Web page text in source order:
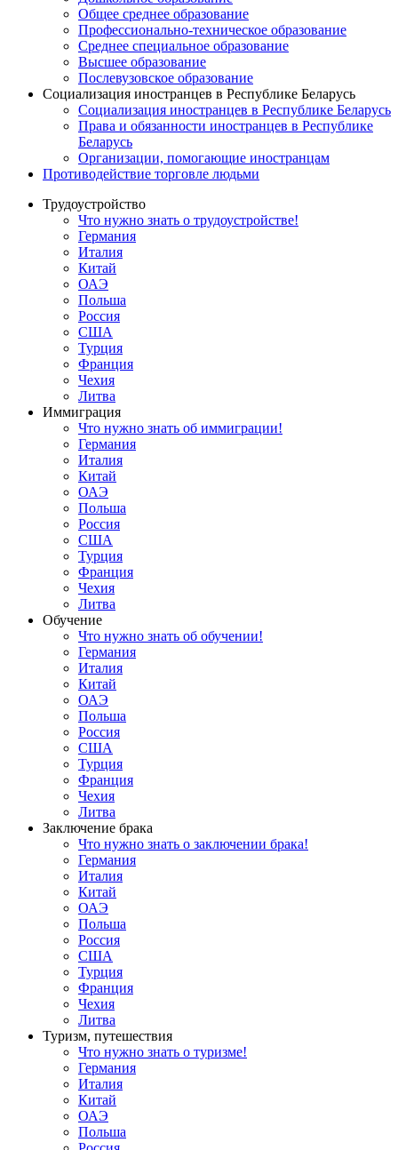
Общее среднее образование
Профессионально-техническое образование
Среднее специальное образование
Высшее образование
Послевузовское образование
Социализация иностранцев в Республике Беларусь
Социализация иностранцев в Республике Беларусь
Права и обязанности иностранцев в Республике
Беларусь
Oрганизации, помогающие иностранцам
Противодействие торговле людьми
Трудоустройство
Что нужно знать о трудоустройстве!
Германия
Италия
Китай
ОАЭ
Польша
Россия
США
Турция
Франция
Чехия
Литва
Иммиграция
Что нужно знать об иммиграции!
Германия
Италия
Китай
ОАЭ
Польша
Россия
США
Турция
Франция
Чехия
Литва
Обучение
Что нужно знать об обучении!
Германия
Италия
Китай
ОАЭ
Польша
Россия
США
Турция
Франция
Чехия
Литва
Заключение брака
Что нужно знать о заключении брака!
Германия
Италия
Китай
ОАЭ
Польша
Россия
США
Турция
Франция
Чехия
Литва
Туризм, путешествия
Что нужно знать о туризме!
Германия
Италия
Китай
ОАЭ
Польша